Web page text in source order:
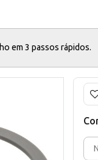
em 3 passos rápidos.